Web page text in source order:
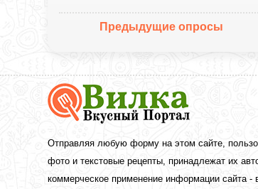
Предыдущие опросы
Вкусный
Портал
Вилка
рецепты
фото
Отправляя любую форму на этом сайте,
фото и текстовые рецепты, принадлежат их
коммерческое применение информации сайта -